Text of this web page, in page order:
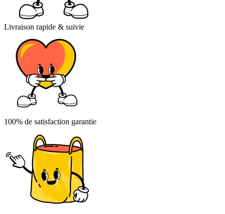
Livraison rapide & suivie
100% de satisfaction garantie